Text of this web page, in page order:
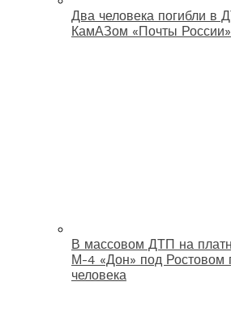
Два человека погибли в
КамАЗом «Почты
В массовом ДТП на
М-4 «Дон» под Ростовом
человека